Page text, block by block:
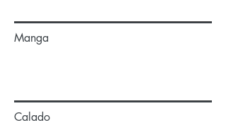
Manga
Calado